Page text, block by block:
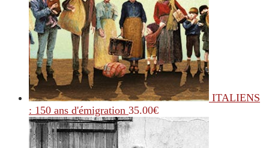
ITALIENS
: 150 ans d'émigration 35.00€